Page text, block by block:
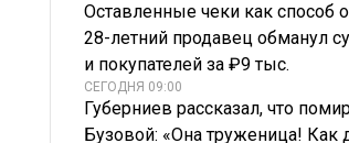
Оставленные чеки как способ
28-летний продавец обманул
и покупателей за ₽9 тыс.
СЕГОДНЯ 09:00
Губерниев рассказал, что
Бузовой: «Она труженица! Как